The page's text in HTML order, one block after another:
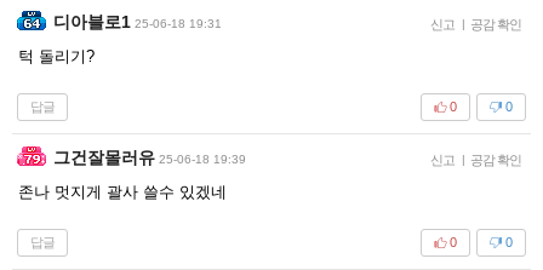
디아블로1 25-06-18 19:31 신고 | 공감 확인
턱 돌리기?
답글 0
0
그건잘몰러유 25-06-18 19:39 신고 | 공감 확인
존나 멋지게 괄사 쓸수 있겠네
답글 0
0